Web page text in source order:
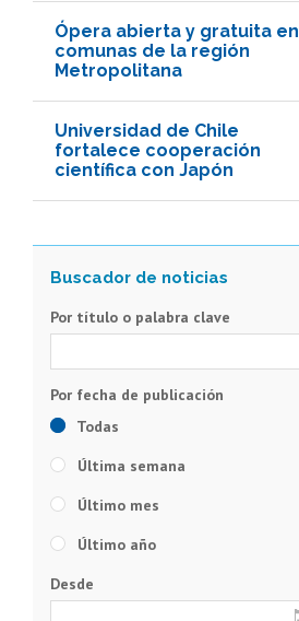
Ópera abierta y gratuita en
comunas de la región
Metropolitana
Universidad de Chile
fortalece cooperación
científica con Japón
Por título o palabra clave
Todas
Última semana
Último mes
Último año
Desde